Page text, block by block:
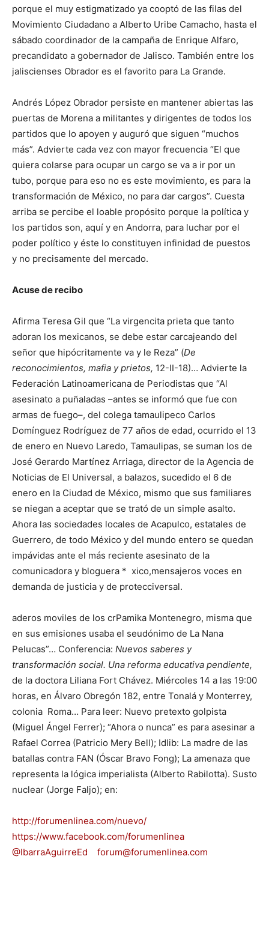
porque el muy estigmatizado ya cooptó de las filas del
Movimiento Ciudadano a Alberto Uribe Camacho, hasta el
sábado coordinador de la campaña de Enrique Alfaro,
precandidato a gobernador de Jalisco. También entre los
jaliscienses Obrador es el favorito para La Grande.
Andrés López Obrador persiste en mantener abiertas las
puertas de Morena a militantes y dirigentes de todos los
partidos que lo apoyen y auguró que siguen “muchos
más”. Advierte cada vez con mayor frecuencia “El que
quiera colarse para ocupar un cargo se va a ir por un
tubo, porque para eso no es este movimiento, es para la
transformación de México, no para dar cargos”. Cuesta
arriba se percibe el loable propósito porque la política y
los partidos son, aquí y en Andorra, para luchar por el
poder político y éste lo constituyen infinidad de puestos
y no precisamente del mercado.
Acuse de recibo
Afirma Teresa Gil que “La virgencita prieta que tanto
adoran los mexicanos, se debe estar carcajeando del
señor que hipócritamente va y le Reza” (De
reconocimientos, mafia y prietos, 12-II-18)… Advierte la
Federación Latinoamericana de Periodistas que “Al
asesinato a puñaladas –antes se informó que fue con
armas de fuego–, del colega tamaulipeco Carlos
Domínguez Rodríguez de 77 años de edad, ocurrido el 13
de enero en Nuevo Laredo, Tamaulipas, se suman los de
José Gerardo Martínez Arriaga, director de la Agencia de
Noticias de El Universal, a balazos, sucedido el 6 de
enero en la Ciudad de México, mismo que sus familiares
se niegan a aceptar que se trató de un simple asalto.
Ahora las sociedades locales de Acapulco, estatales de
Guerrero, de todo México y del mundo entero se quedan
impávidas ante el más reciente asesinato de la
comunicadora y bloguera * xico,mensajeros voces en
demanda de justicia y de protecciversal.
aderos moviles de los crPamika Montenegro, misma que
en sus emisiones usaba el seudónimo de La Nana
Pelucas”… Conferencia: Nuevos saberes y
transformación social. Una reforma educativa pendiente,
de la doctora Liliana Fort Chávez. Miércoles 14 a las 19:00
horas, en Álvaro Obregón 182, entre Tonalá y Monterrey,
colonia Roma… Para leer: Nuevo pretexto golpista
(Miguel Ángel Ferrer); “Ahora o nunca” es para asesinar a
Rafael Correa (Patricio Mery Bell); Idlib: La madre de las
batallas contra FAN (Óscar Bravo Fong); La amenaza que
representa la lógica imperialista (Alberto Rabilotta). Susto
nuclear (Jorge Faljo); en:
http://forumenlinea.com/nuevo/
https://www.facebook.com/forumenlinea
@IbarraAguirreEd
forum@forumenlinea.com